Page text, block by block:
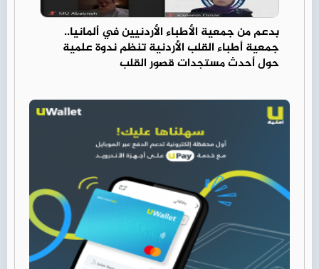
بدعم من جمعية الأطباء الأردنيين في ألمانيا..
جمعية أطباء القلب الأردنية تنظم ندوة علمية
حول أحدث مستجدات قصور القلب